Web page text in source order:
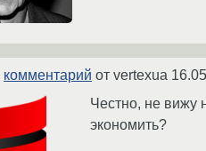
комментарий от vertexua
Честно, не вижу
экономить?